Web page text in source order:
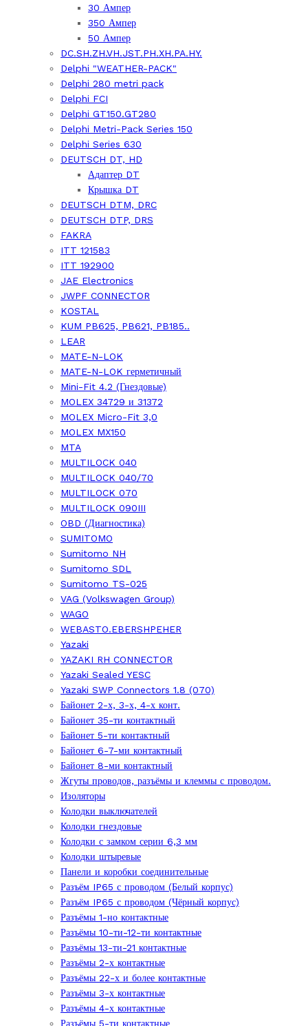
30 Ампер
350 Ампер
50 Ампер
DC.SH.ZH.VH.JST.PH.XH.PA.HY.
Delphi "WEATHER-PACK"
Delphi 280 metri pack
Delphi FCI
Delphi GT150.GT280
Delphi Metri-Pack Series 150
Delphi Series 630
DEUTSCH DT, HD
Адаптер DT
Крышка DT
DEUTSCH DTM, DRC
DEUTSCH DTP, DRS
FAKRA
ITT 121583
ITT 192900
JAE Electronics
JWPF CONNECTOR
KOSTAL
KUM PB625, PB621, PB185..
LEAR
MATE-N-LOK
MATE-N-LOK герметичный
Mini-Fit 4.2 (Гнездовые)
MOLEX 34729 и 31372
MOLEX Micro-Fit 3,0
MOLEX MX150
MTA
MULTILOCK 040
MULTILOCK 040/70
MULTILOCK 070
MULTILOCK 090III
OBD (Диагностика)
SUMITOMO
Sumitomo NH
Sumitomo SDL
Sumitomo TS-025
VAG (Volkswagen Group)
WAGO
WEBASTO.EBERSHPEHER
Yazaki
YAZAKI RH CONNECTOR
Yazaki Sealed YESC
Yazaki SWP Connectors 1.8 (070)
Байонет 2-х, 3-х, 4-х конт.
Байонет 35-ти контактный
Байонет 5-ти контактный
Байонет 6-7-ми контактный
Байонет 8-ми контактный
Жгуты проводов, разъёмы и клеммы с проводом.
Изоляторы
Колодки выключателей
Колодки гнездовые
Колодки с замком серии 6,3 мм
Колодки штыревые
Панели и коробки соединительные
Разъём IP65 с проводом (Белый корпус)
Разъём IP65 с проводом (Чёрный корпус)
Разъёмы 1-но контактные
Разъёмы 10-ти-12-ти контактные
Разъёмы 13-ти-21 контактные
Разъёмы 2-х контактные
Разъёмы 22-х и более контактные
Разъёмы 3-х контактные
Разъёмы 4-х контактные
Разъёмы 5-ти контактные